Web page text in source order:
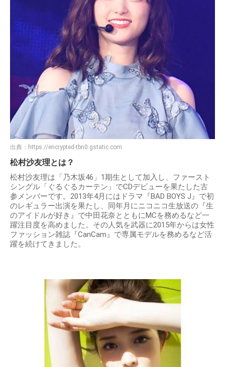
出典： https://encrypted-tbn0.gstatic.com
松村沙友理とは？
松村沙友理は「乃木坂46」1期生として加入し、ファースト
シングル「ぐるぐるカーテン」でCDデビューを果たした古
参メンバーです。2013年4月にはドラマ『BAD BOYS J』で初
のレギュラー出演を果たし、同年月にニコニコ生放送の『生
のアイドルが好き』で中田花奈とともにMCを務めるなど一
躍注目度を高めました。その人気を武器に2015年からは女性
ファッション雑誌『CanCam』で専属モデルを務めるなど活
躍を続けてきました。